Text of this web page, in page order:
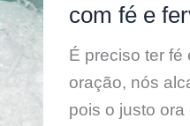
com fé e
É preciso ter fé
oração, nós
pois o justo ora